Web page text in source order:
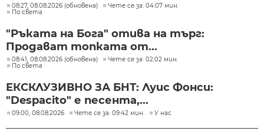
08:27, 08.08.2026 (обновена)
Чете се за: 04:07 мин.
По света
"Ръката на Бога" отива на търг:
Продават топката от...
08:41, 08.08.2026 (обновена)
Чете се за: 02:02 мин.
По света
ЕКСКЛУЗИВНО ЗА БНТ: Луис Фонси:
"Despacito" е песента,...
09:00, 08.08.2026 Чете се за: 09:42 мин. У нас